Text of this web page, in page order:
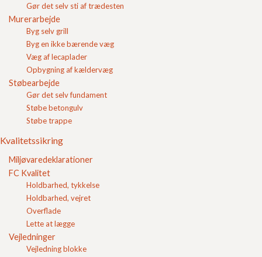
Gør det selv sti af trædesten
Murerarbejde
Byg selv grill
Byg en ikke bærende væg
Væg af lecaplader
Opbygning af kældervæg
Støbearbejde
Gør det selv fundament
Støbe betongulv
Støbe trappe
Kvalitetssikring
Miljøvaredeklarationer
FC Kvalitet
Holdbarhed, tykkelse
Holdbarhed, vejret
Overflade
Lette at lægge
Vejledninger
Vejledning blokke
Størrelse på Herregårdssten
Hvor stor skal hældningen være på en 3 meter høj støttemur i
haven?
Hvad vejer granit?
Hvor meget vejer granitskærver?
Hvor meget fylder stabilgrus?
Hvor meget vejer hvid sand?
Hvor meget fylder vasket sand?